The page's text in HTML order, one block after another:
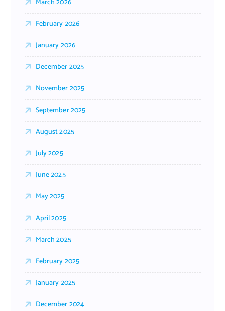
February 2026
January 2026
December 2025
November 2025
September 2025
August 2025
July 2025
June 2025
May 2025
April 2025
March 2025
February 2025
January 2025
December 2024